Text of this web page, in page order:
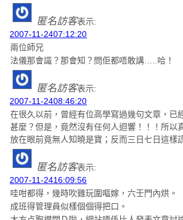
匿名訪客表示:
2007-11-2407:12:20
兩位師兄
法儀那會識？那會知？問佢都唔敢講…..哈！
匿名訪客表示:
2007-11-2408:46:20
在很久以前，曾經有位高學寫過幾句文章，已
甚麼？但是，竟然沒有任何人迴響！！！所以
放在眼前竟無人知曉是寶；反而三日七日這樣
匿名訪客表示:
2007-11-2416:09:56
哇咁都得，幾時吹雞玩圍嘔嫁，六壬門內烘。
成班得管理員似樣個個得把口。